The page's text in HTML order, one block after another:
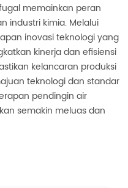
memainkan peran
industri kimia. Melalui
inovasi teknologi yang
kinerja dan efisiensi
kelancaran produksi
teknologi dan standar
pendingin air
semakin meluas dan